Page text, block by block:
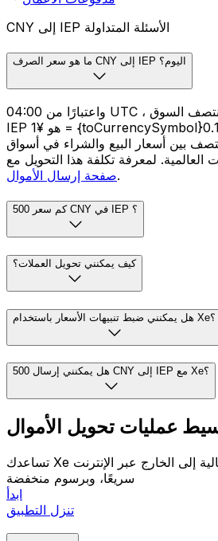
CNY إلى IEP الأسئلة المتداولة
ما هو سعر الصرف CNY إلى IEP اليوم؟
واعتبارًا من 04:00 UTC ، فإن معدل منتصف السوق CNY إلى
IEP هو ¥1 = {toCurrencySymbol}0.1009. سعر منتصف
بين أسعار البيع والشراء في أسواق
صفحة إرسال الأموال.
كم سعر 500 CNY في IEP ؟
كيف يمكنني تحويل العملات؟
هل يمكنني ضبط تنبيهات الأسعار باستخدام Xe؟
هل يمكنني إرسال 500 CNY إلى IEP مع Xe؟
عمليات تحويل الأموال
تساعدك Xe على إرسال تحويلات مالية إلى الخارج عبر الإنترنت
سريعًا، وبرسوم منخفضة
ابدأ
تنزل التطبيق